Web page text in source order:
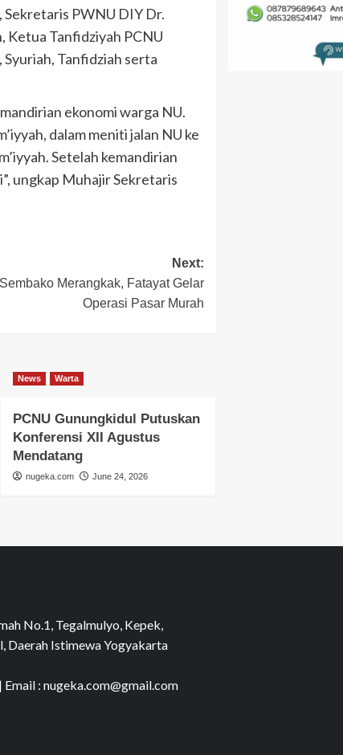
PWNU DIY Dr.
Ketua Tanfidziyah PCNU
Tanfidziah serta
ekonomi warga NU.
dalam meniti jalan NU ke
Setelah kemandirian
ungkap Muhajir Sekretaris
Next:
Merangkak, Fatayat Gelar
Operasi Pasar Murah
News Warta
PCNU Gunungkidul Putuskan
Konferensi XII Agustus
Mendatang
nugeka.com June 24, 2026
No.1, Tegalmulyo, Kepek,
Daerah Istimewa Yogyakarta
: nugeka.com@gmail.com